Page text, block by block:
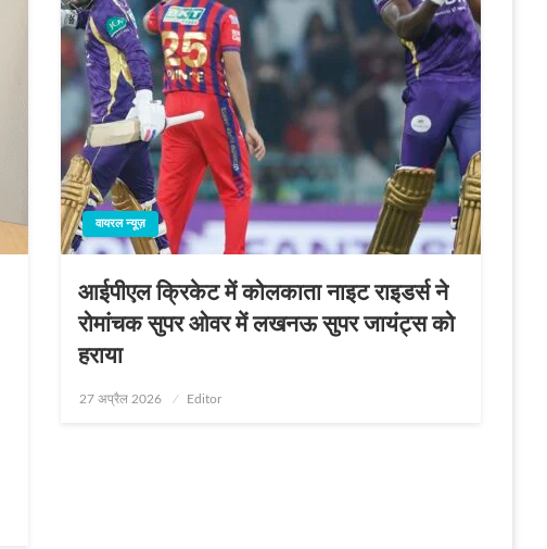
वायरल न्यूज़
आईपीएल क्रिकेट में कोलकाता नाइट राइडर्स ने
रोमांचक सुपर ओवर में लखनऊ सुपर जायंट्स को
हराया
Posted
27 अप्रैल 2026 Editor